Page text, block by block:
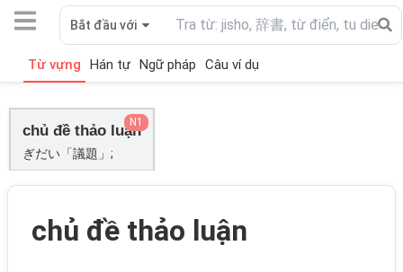
Bắt đầu với
Từ vựng Hán tự Ngữ pháp Câu ví dụ
chủ đề thảo luận
ぎだい「議題」;
N1
chủ đề thảo luận